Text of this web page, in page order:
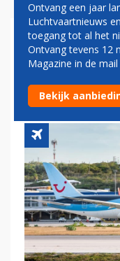
TUI FLY
TOT WEL
NAAR
Ontvang een jaar
Luchtvaartnieuws
toegang tot al het
Ontvang tevens 12
Magazine in de
Bekijk